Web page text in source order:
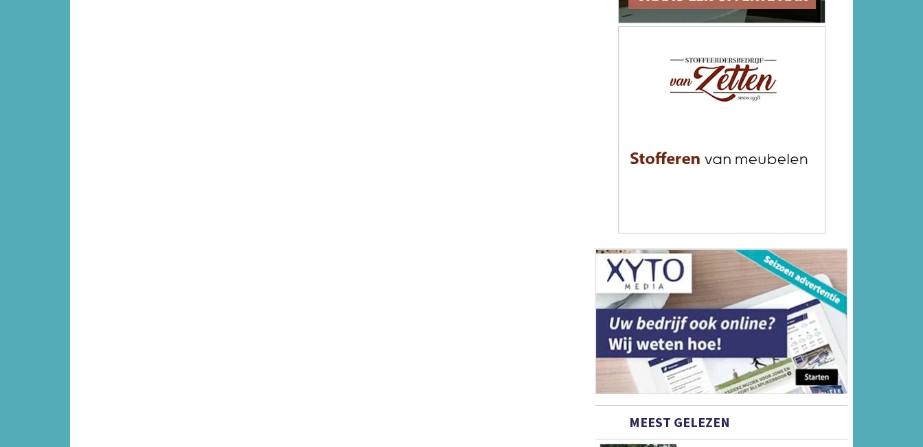
MEEST GELEZEN